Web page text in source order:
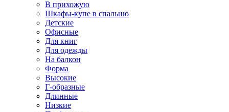
В прихожую
Шкафы-купе в спальню
Детские
Офисные
Для книг
Для одежды
На балкон
Форма
Высокие
Г-образные
Длинные
Низкие